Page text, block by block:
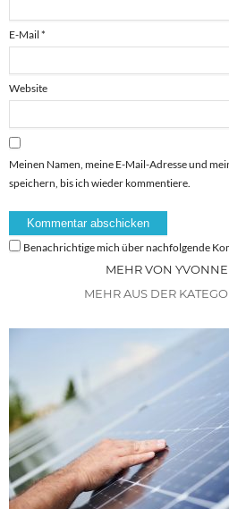
E-Mail *
Website
Meinen Namen, meine E-Mail-Adresse und
speichern, bis ich wieder kommentiere.
Benachrichtige mich über nachfolgende
MEHR VON
MEHR AUS DER